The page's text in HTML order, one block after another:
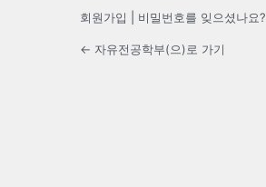
회원가입 비밀번호를 잊으셨나요?
← 자유전공학부(으)로 가기